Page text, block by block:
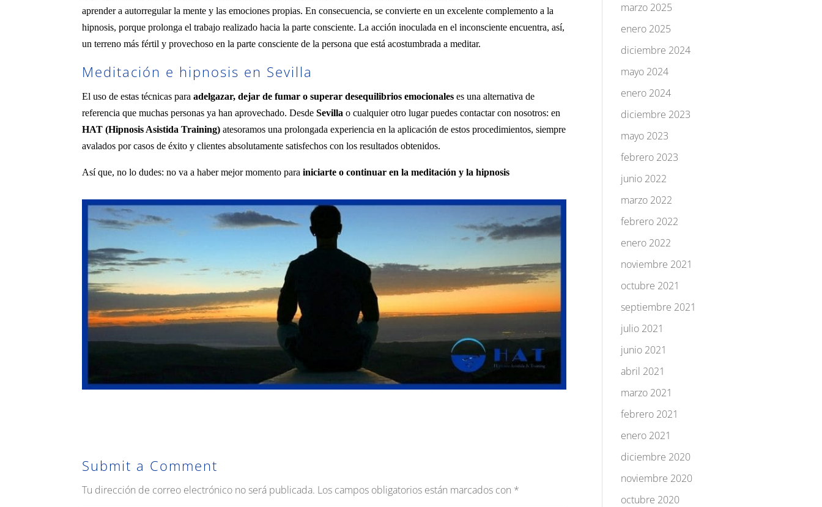
aprender a autorregular la mente y las emociones propias. En consecuencia, se convierte en un excelente complemento a la
hipnosis, porque prolonga el trabajo realizado hacia la parte consciente. La acción inoculada en el inconsciente encuentra, así,
un terreno más fértil y provechoso en la parte consciente de la persona que está acostumbrada a meditar.
Meditación e hipnosis en Sevilla
El uso de estas técnicas paraadelgazar, dejar de fumar o superar desequilibrios emocionales es una alternativa de
referencia que muchas personas ya han aprovechado. DesdeSevilla o cualquier otro lugar puedes contactar con nosotros: en
HAT (Hipnosis Asistida Training)atesoramos una prolongada experiencia en la aplicación de estos procedimientos, siempre
avalados por casos de éxito y clientes absolutamente satisfechos con los resultados obtenidos.
Así que, no lo dudes: no va a haber mejor momento parainiciarte o continuar en la meditación y la hipnosis
Submit a Comment
Tu dirección de correo electrónico no será publicada. Los campos obligatorios están marcados con *
marzo 2025
enero 2025
diciembre 2024
mayo 2024
enero 2024
diciembre 2023
mayo 2023
febrero 2023
junio 2022
marzo 2022
febrero 2022
enero 2022
noviembre 2021
octubre 2021
septiembre 2021
julio 2021
junio 2021
abril 2021
marzo 2021
febrero 2021
enero 2021
diciembre 2020
noviembre 2020
octubre 2020